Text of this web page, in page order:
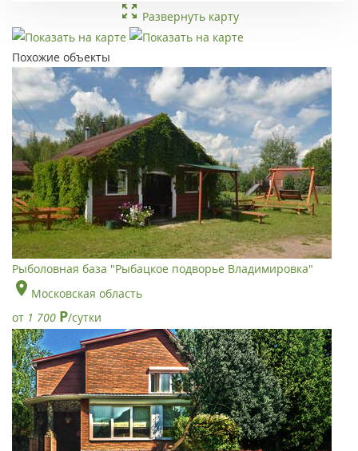
Развернуть карту
Похожие объекты
Рыболовная база "Рыбацкое подворье Владимировка"
Московская область
от 1 700 Р/сутки